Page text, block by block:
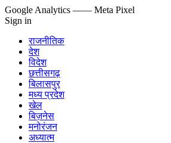
Google Analytics —— Meta Pixel
Sign in
राजनीतिक
देश
विदेश
छत्तीसगढ़
बिलासपुर
मध्य प्रदेश
खेल
बिज़नेस
मनोरंजन
अध्यात्म